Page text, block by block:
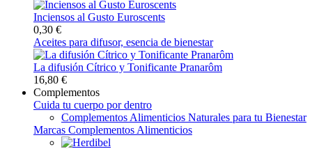
Inciensos al Gusto Euroscents
0,30 €
Aceites para difusor, esencia de bienestar
La difusión Cítrico y Tonificante Pranarôm
16,80 €
Complementos
Cuida tu cuerpo por dentro
Complementos Alimenticios Naturales para tu Bienestar
Marcas Complementos Alimenticios